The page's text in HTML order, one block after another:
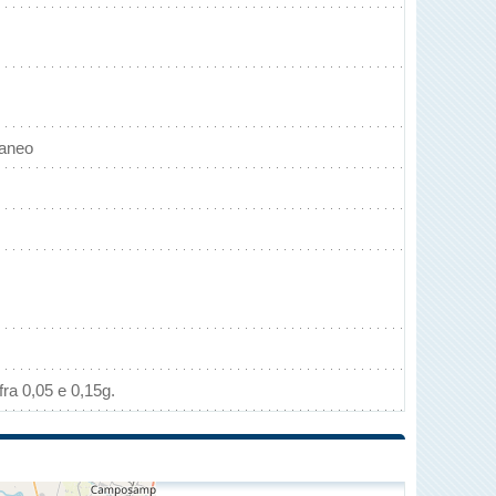
0,05 e 0,15g.